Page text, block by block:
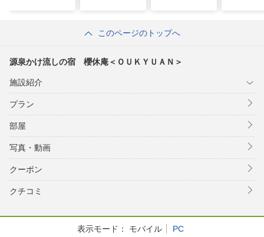
このページのトップへ
源泉かけ流しの宿 櫻休庵＜ＯＵＫＹＵＡＮ＞
施設紹介
プラン
部屋
写真・動画
クーポン
クチコミ
表示モード： モバイル PC